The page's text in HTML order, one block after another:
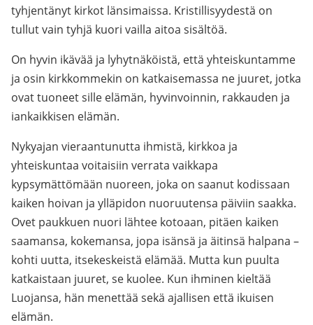
tyhjentänyt kirkot länsimaissa. Kristillisyydestä on
tullut vain tyhjä kuori vailla aitoa sisältöä.
On hyvin ikävää ja lyhytnäköistä, että yhteiskuntamme
ja osin kirkkommekin on katkaisemassa ne juuret, jotka
ovat tuoneet sille elämän, hyvinvoinnin, rakkauden ja
iankaikkisen elämän.
Nykyajan vieraantunutta ihmistä, kirkkoa ja
yhteiskuntaa voitaisiin verrata vaikkapa
kypsymättömään nuoreen, joka on saanut kodissaan
kaiken hoivan ja ylläpidon nuoruutensa päiviin saakka.
Ovet paukkuen nuori lähtee kotoaan, pitäen kaiken
saamansa, kokemansa, jopa isänsä ja äitinsä halpana –
kohti uutta, itsekeskeistä elämää. Mutta kun puulta
katkaistaan juuret, se kuolee. Kun ihminen kieltää
Luojansa, hän menettää sekä ajallisen että ikuisen
elämän.